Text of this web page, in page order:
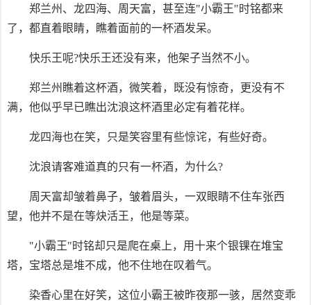
郑兰州、龙四海、周天富，甚至连"小霸王"时铭都来
了，都直着眼睛，瞧着面前的一杯酒发呆。
快乐王呢?快乐王还没有来，他架子当然不小。
郑兰州瞧着这杯酒，微笑着，既没有惊奇，更没有不
满，他似乎早已瞧出沈浪这杯酒里必定有着花样。
龙四海也在笑，只是笑容里有些惊诧，有些好奇。
沈浪请客难道真的只有一杯酒，为什么?
周天富却皱着鼻子，皱着眉头，一双眼睛不住车张西
望，他并不是在等炔活王，他是等菜。
"小霸王"时铭却只是爬在桌上，用十来个银锞在堆宝
塔，宝塔总是堆不成，他不住地在叹着气。
染香心里在好笑，这位小霸王被昨夜那一骇，居然变乖